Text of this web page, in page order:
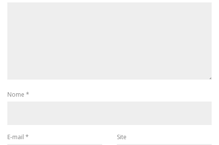
Nome *
E-mail * Site